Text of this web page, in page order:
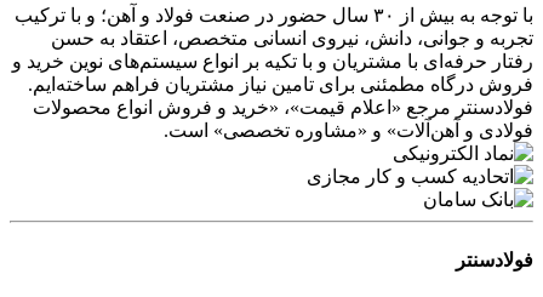
با توجه به بیش از ۳۰ سال حضور در صنعت فولاد و آهن؛ و با ترکیب
تجربه و جوانی، دانش، نیروی انسانی متخصص، اعتقاد به حسن
رفتار حرفه‌ای با مشتریان و با تکیه بر انواع سیستم‌های نوین خرید و
فروش درگاه مطمئنی برای تامین نیاز مشتریان فراهم ساخته‌ایم.
فولادسنتر مرجع «اعلام قیمت»، «خرید و فروش انواع محصولات
فولادی و آهن‌آلات» و «مشاوره تخصصی» است.
فولادسنتر